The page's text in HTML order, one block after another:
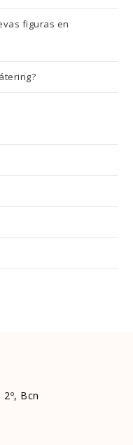
figuras en
Bcn